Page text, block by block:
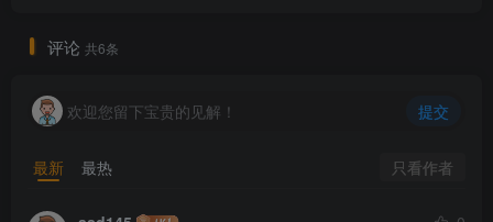
评论 共6条
欢迎您留下宝贵的见解！ 提交
最新 最热 只看作者